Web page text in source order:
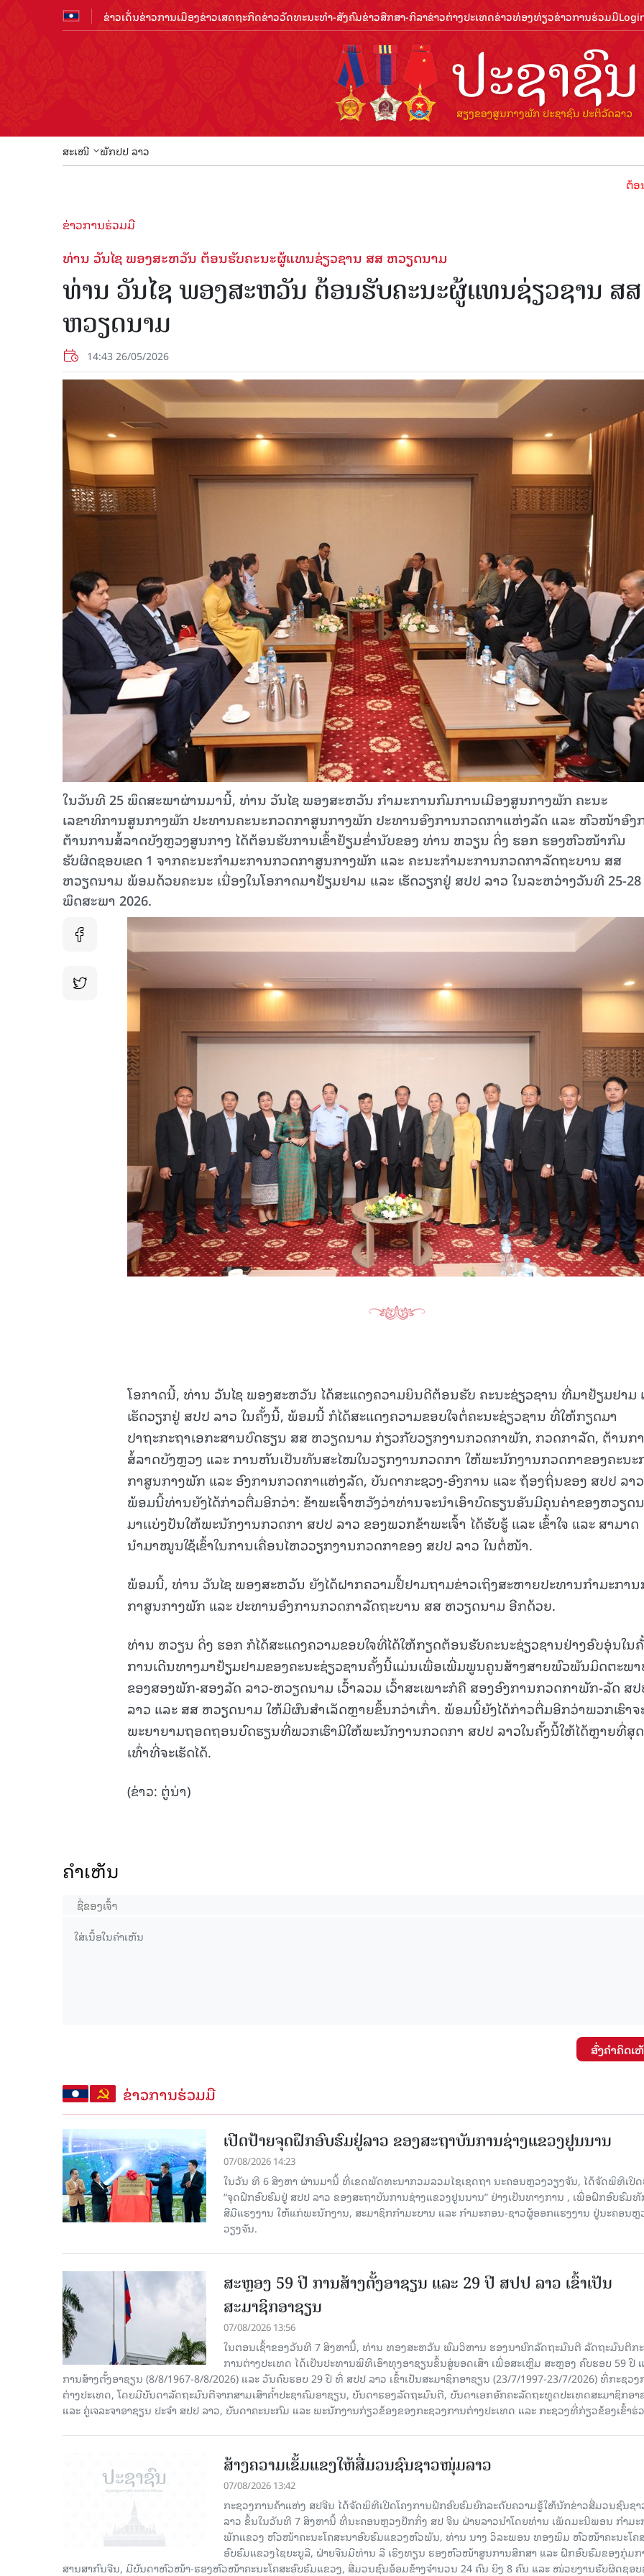
ຂ່າວເດັ່ນຂ່າວການເມືອງຂ່າວເສດຖະກິດຂ່າວວັດທະນະທຳ-ສັງຄົມຂ່າວສືກສາ-ກິລາຂ່າວຕ່າງປະເທດຂ່າວທ່ອງທ່ຽວຂ່າວການຮ່ວມມື
ສະເໜີ ພັກປປ ລາວ
ຕ້ອນຮັບປີທ່
ຂ່າວການຮ່ວມມື
ທ່ານ ວັນໄຊ ພອງສະຫວັນ ຕ້ອນຮັບຄະນະຜູ້ແທນຊ່ຽວຊານ ສສ ຫວຽດນາມ
ທ່ານ ວັນໄຊ ພອງສະຫວັນ ຕ້ອນຮັບຄະນະຜູ້ແທນຊ່ຽວຊານ ສສ
ຫວຽດນາມ
14:43 26/05/2026
ໃນວັນທີ 25 ພຶດສະພາຜ່ານມານີ້, ທ່ານ ວັນໄຊ ພອງສະຫວັນ ກຳມະການກົມການເມືອງສູນກາງພັກ ຄະນະ
ເລຂາທິການສູນກາງພັກ ປະທານຄະນະກວດກາສູນກາງພັກ ປະທານອົງການກວດກາແຫ່ງລັດ ແລະ ຫົວໜ້າອົງ
ຕ້ານການສໍ້ລາດບັງຫຼວງສູນກາງ ໄດ້ຕ້ອນຮັບການເຂົ້າຢ້ຽມຂໍ່ານັບຂອງ ທ່ານ ຫວຽນ ດິ່ງ ຮອກ ຮອງຫົວໜ້າກົມ
ຮັບຜິດຊອບເຂດ 1 ຈາກຄະນະກຳມະການກວດກາສູນກາງພັກ ແລະ ຄະນະກຳມະການກວດກາລັດຖະບານ ສສ
ຫວຽດນາມ ພ້ອມດ້ວຍຄະນະ ເນື່ອງໃນໂອກາດມາຢ້ຽມຢາມ ແລະ ເຮັດວຽກຢູ່ ສປປ ລາວ ໃນລະຫວ່າງວັນທີ 25-28
ພຶດສະພາ 2026.
ໂອກາດນີ້, ທ່ານ ວັນໄຊ ພອງສະຫວັນ ໄດ້ສະແດງຄວາມຍິນດີຕ້ອນຮັບ ຄະນະຊ່ຽວຊານ ທີ່ມາຢ້ຽມຢາມ
ເຮັດວຽກຢູ່ ສປປ ລາວ ໃນຄັ້ງນີ້, ພ້ອມນີ້ ກໍໄດ້ສະແດງຄວາມຂອບໃຈຕໍ່ຄະນະຊ່ຽວຊານ ທີ່ໃຫ້ກຽດມາ
ປາຖະກະຖາເອກະສານບົດຮຽນ ສສ ຫວຽດນາມ ກ່ຽວກັບວຽກງານກວດກາພັກ, ກວດກາລັດ, ຕ້ານກ
ສໍ້ລາດບັງຫຼວງ ແລະ ການຫັນເປັນທັນສະໄໝໃນວຽກງານກວດກາ ໃຫ້ພະນັກງານກວດກາຂອງຄະນະ
ກາສູນກາງພັກ ແລະ ອົງການກວດກາແຫ່ງລັດ, ບັນດາກະຊວງ-ອົງການ ແລະ ຖ້ອງຖິ່ນຂອງ ສປປ ລາ
ພ້ອມນີ້ທ່ານຍັງໄດ້ກ່າວຕື່ມອີກວ່າ: ຂ້າພະເຈົ້າຫວັງວ່າທ່ານຈະນໍາເອົາບົດຮຽນອັນມີຄຸນຄ່າຂອງຫວຽດ
ມາເເບ່ງປັນໃຫ້ພະນັກງານກວດກາ ສປປ ລາວ ຂອງພວກຂ້າພະເຈົ້າ ໄດ້ຮັບຮູ້ ແລະ ເຂົ້າໃຈ ແລະ ສາມາດ
ນຳມາໝູນໃຊ້ເຂົ້າໃນການເຄື່ອນໄຫວວຽກງານກວດກາຂອງ ສປປ ລາວ ໃນຕໍ່ໜ້າ.
ພ້ອມນີ້, ທ່ານ ວັນໄຊ ພອງສະຫວັນ ຍັງໄດ້ຝາກຄວາມຢື້ຢາມຖາມຂ່າວເຖິງສະຫາຍປະທານກຳມະກາ
ກາສູນກາງພັກ ແລະ ປະທານອົງການກວດກາລັດຖະບານ ສສ ຫວຽດນາມ ອີກດ້ວຍ.
ທ່ານ ຫວຽນ ດິ່ງ ຮອກ ກໍໄດ້ສະແດງຄວາມຂອບໃຈທີ່ໄດ້ໃຫ້ກຽດຕ້ອນຮັບຄະນະຊ່ຽວຊານຢ່າງອົບອຸ່ນໃນ
ການເດີນທາງມາຢ້ຽມຢາມຂອງຄະນະຊ່ຽວຊານຄັ້ງນີ້ແມ່ນເພື່ອເພີ່ມພູນຄູນສ້າງສາຍພົວພັນມິດຕະພ
ຂອງສອງພັກ-ສອງລັດ ລາວ-ຫວຽດນາມ ເວົ້າລວມ ເວົ້າສະເພາະກໍຄື ສອງອົງການກວດກາພັກ-ລັດ ສ
ລາວ ແລະ ສສ ຫວຽດນາມ ໃຫ້ມີຜົນສຳເລັດຫຼາຍຂຶ້ນກວ່າເກົ່າ. ພ້ອມນີ້ຍັງໄດ້ກ່າວຕື່ມອີກວ່າພວກເຮົາຈ
ພະຍາຍາມຖອດຖອນບົດຮຽນທີ່ພວກເຮົາມີໃຫ້ພະນັກງານກວດກາ ສປປ ລາວໃນຄັ້ງນີ້ໃຫ້ໄດ້ຫຼາຍທີ່ສຸດ
ເທົ່າທີ່ຈະເຮັດໄດ້.
(ຂ່າວ: ຕູ່ນ່າ)
ຄໍາເຫັນ
ສົ່ງຄໍາຄິດເ
ຂ່າວການຮ່ວມມື
ເປີດປ້າຍຈຸດຝຶກອົບຮົມຢູ່ລາວ ຂອງສະຖາບັນການຊ່າງແຂວງຢູນນານ
07/08/2026 14:23
ໃນວັນ ທີ 6 ສິງຫາ ຜ່ານມານີ້ ທີ່ເຂດພັດທະນາກວມລວມໄຊເຊດຖາ ນະຄອນຫຼວງວຽງຈັນ, ໄດ້ຈັດພິທີເປີດ
“ຈຸດຝຶກອົບຮົມຢູ່ ສປປ ລາວ ຂອງສະຖາບັນການຊ່າງແຂວງຢູນນານ” ຢ່າງເປັນທາງການ , ເພື່ອຝຶກອົບຮົມ
ສີມືແຮງງານ ໃຫ້ແກ່ພະນັກງານ, ສະມາຊິກກຳມະບານ ແລະ ກຳມະກອນ-ຊາວຜູ້ອອກແຮງງານ ຢູ່ນະຄອນຫຼ
ວຽງຈັນ.
ສະຫຼອງ 59 ປີ ການສ້າງຕັ້ງອາຊຽນ ແລະ 29 ປີ ສປປ ລາວ ເຂົ້າເປັນ
ສະມາຊິກອາຊຽນ
07/08/2026 13:56
ໃນຕອນເຊົ້າຂອງວັນທີ 7 ສິງຫານີ້, ທ່ານ ທອງສະຫວັນ ພົມວິຫານ ຮອງນາຍົກລັດຖະມົນຕີ ລັດຖະມົນຕີກ
ການຕ່າງປະເທດ ໄດ້ເປັນປະທານພິທີເອົາທຸງອາຊຽນຂຶ້ນສູ່ຍອດເສົາ ເພື່ອສະເຫຼີມ ສະຫຼອງ ຄົບຮອບ 59 ປີ
ການສ້າງຕັ້ງອາຊຽນ (8/8/1967-8/8/2026) ແລະ ວັນຄົບຮອບ 29 ປີ ທີ່ ສປປ ລາວ ເຂົ້າເປັນສະມາຊິກອາຊຽນ (23/7/1997-23/7/2026) ທີ່ກະຊວງ
ຕ່າງປະເທດ, ໂດຍມີບັນດາລັດຖະມົນຕີຈາກສາມເສົາຄໍ້າປະຊາຄົມອາຊຽນ, ບັນດາຮອງລັດຖະມົນຕີ, ບັນດາເອກອັກຄະລັດຖະທູດປະເທດສະມາຊິກອາ
ແລະ ຄູ່ເຈລະຈາອາຊຽນ ປະຈຳ ສປປ ລາວ, ບັນດາຄະນະກົມ ແລະ ພະນັກງານກ່ຽວຂ້ອງຂອງກະຊວງການຕ່າງປະເທດ ແລະ ກະຊວງທີ່ກ່ຽວຂ້ອງເຂົ້າຮ່
ສ້າງຄວາມເຂັ້ມແຂງໃຫ້ສື່ມວນຊົນຊາວໜຸ່ມລາວ
07/08/2026 13:42
ກະຊວງການຄ້າແຫ່ງ ສປຈີນ ໄດ້ຈັດພິທີເປີດໂຄງການຝຶກອົບຮົມຍົກລະດັບຄວາມຮູ້ໃຫ້ນັກຂ່າວສື່ມວນຊົນຊ
ລາວ ຂຶ້ນໃນວັນທີ 7 ສິງຫານີ້ ທີ່ນະຄອນຫຼວງປັກກິ່ງ ສປ ຈີນ ຝ່າຍລາວນໍາໂດຍທ່ານ ເພັດມະນີພອນ ກຳມະ
ພັກແຂວງ ຫົວໜ້າຄະນະໂຄສະນາອົບຮົມແຂວງຫົວພັນ, ທ່ານ ນາງ ວິລະພອນ ທອງພິມ ຫົວໜ້າຄະນະໂຄ
ອົບຮົມແຂວງໄຊຍະບູລີ, ຝ່າຍຈີນມີທ່ານ ລີ ເຮິງທຽນ ຮອງຫົວໜ້າສູນການສຶກສາ ແລະ ຝຶກອົບຮົມຂອງກຸ່ມ
ສານສາກົນຈີນ, ມີບັນດາຫົວໜ້າ-ຮອງຫົວໜ້າຄະນະໂຄສະອົບຮົມແຂວງ, ສື່ມວນຊົນອ້ອມຂ້າງຈຳນວນ 24 ຄົນ ຍິງ 8 ຄົນ ແລະ ໜ່ວຍງານຮັບຜິດຊອບ
15.040(07-08-